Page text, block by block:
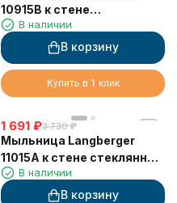
10915B к стене
хромированная
В наличии
В корзину
Купить в 1 клик
1 691 ₽3 730 ₽
Мыльница Langberger
11015A к стене стеклянная
круглая
В наличии
В корзину